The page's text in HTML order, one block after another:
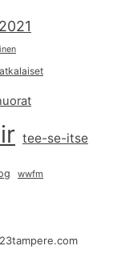
tee-se-itse
wwfm